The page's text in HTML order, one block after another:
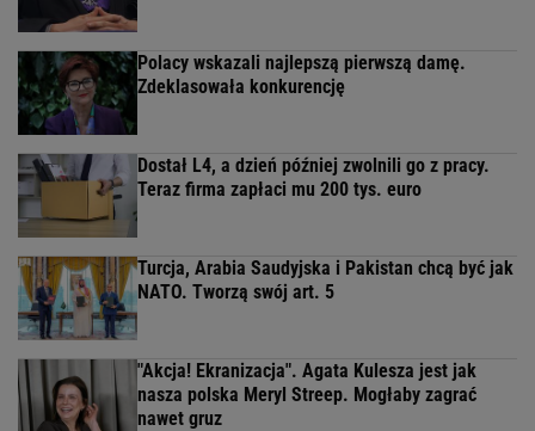
Polacy wskazali najlepszą pierwszą damę.
Zdeklasowała konkurencję
Dostał L4, a dzień później zwolnili go z pracy.
Teraz firma zapłaci mu 200 tys. euro
Turcja, Arabia Saudyjska i Pakistan chcą być jak
NATO. Tworzą swój art. 5
"Akcja! Ekranizacja". Agata Kulesza jest jak
nasza polska Meryl Streep. Mogłaby zagrać
nawet gruz